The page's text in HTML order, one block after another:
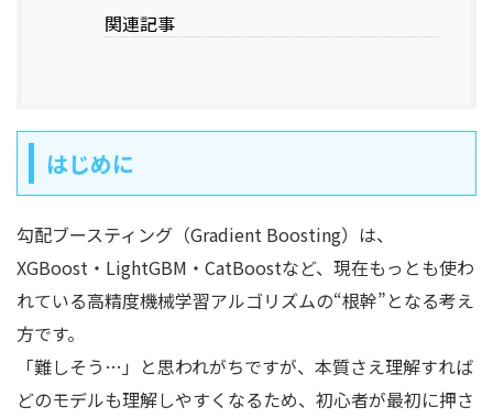
関連記事
はじめに
勾配ブースティング（Gradient Boosting）は、
XGBoost・LightGBM・CatBoostなど、現在もっとも使わ
れている高精度機械学習アルゴリズムの“根幹”となる考え
方です。
「難しそう…」と思われがちですが、本質さえ理解すれば
どのモデルも理解しやすくなるため、初心者が最初に押さ